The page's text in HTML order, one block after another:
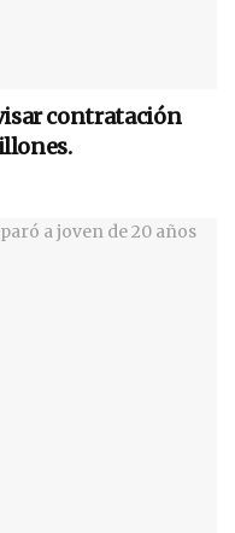
contratación